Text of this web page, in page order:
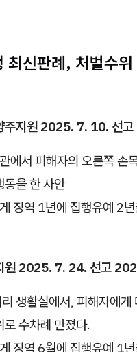
최신판례, 처벌수위
주지원 2025. 7. 10. 선
에서 피해자의 오른쪽 손
동을 한 사안
징역 1년에 집행유예 2
원 2025. 7. 24. 선고
생활실에서, 피해자에
로 수차례 만졌다.
징역 6월에 집행유예 1